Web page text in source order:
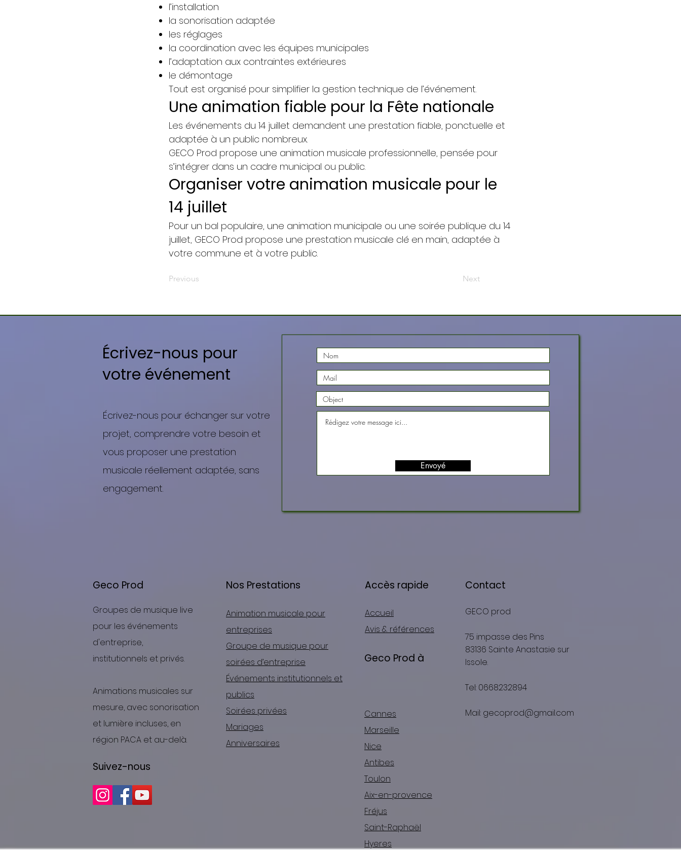
l’installation
la sonorisation adaptée
les réglages
la coordination avec les équipes municipales
l’adaptation aux contraintes extérieures
le démontage
Tout est organisé pour simplifier la gestion technique de l’événement.
Une animation fiable pour la Fête nationale
Les événements du 14 juillet demandent une prestation fiable, ponctuelle et
adaptée à un public nombreux.
GECO Prod propose une animation musicale professionnelle, pensée pour
s’intégrer dans un cadre municipal ou public.
Organiser votre animation musicale pour le
14 juillet
Pour un bal populaire, une animation municipale ou une soirée publique du 14
juillet, GECO Prod propose une prestation musicale clé en main, adaptée à
votre commune et à votre public.
Previous Next
Écrivez-nous pour
votre événement
Écrivez-nous pour échanger sur votre
projet, comprendre votre besoin et
vous proposer une prestation
musicale réellement adaptée, sans
engagement.
Envoyé
Geco Prod
Groupes de musique live
pour les événements
d'entreprise,
institutionnels et privés.
Animations musicales sur
mesure, avec sonorisation
et lumière incluses, en
région PACA et au-delà.
Suivez-nous
Nos Prestations
Animation musicale pour
entreprises​
Groupe de musique pour
soirées d’entreprise​
Événements institutionnels et
publics​
Soirées privées​
Mariages
Anniversaires
Accès rapide
Accueil
​Avis & références
Geco Prod à
Cannes
Marseille
Nice
Antibes
Toulon
Aix-en-provence
Fréjus
Saint-Raphaël
Hyeres
Contact
GECO prod
75 impasse des Pins
83136 Sainte Anastasie sur
Issole.
​Tel: 0668232894
Mail: gecoprod@gmail.com